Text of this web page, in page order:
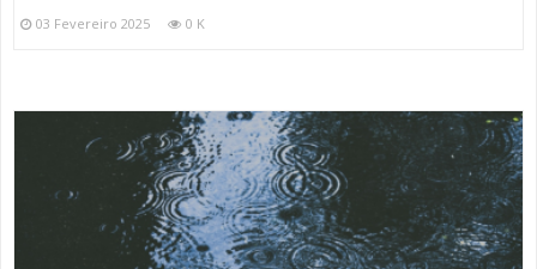
03 Fevereiro 2025 0 K